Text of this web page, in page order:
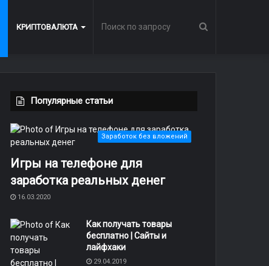
КРИПТОВАЛЮТА
Популярные статьи
Заработок без вложений
Игры на телефоне для
заработка реальных денег
16.03.2020
Как получать товары
бесплатно | Сайты и
лайфхаки
29.04.2019